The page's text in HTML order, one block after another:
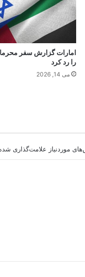
امارات گزارش سفر
را رد کرد
می 14, 2026
موردنیاز علامت‌گذاری